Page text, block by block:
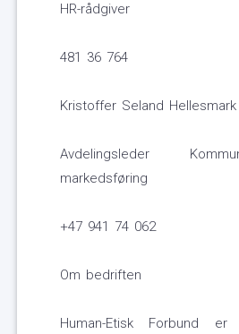
HR-rådgiver
481 36 764
Kristoffer Seland Hellesmark
Avdelingsleder
markedsføring
+47 941 74 062
Om bedriften
Human-Etisk Forbund